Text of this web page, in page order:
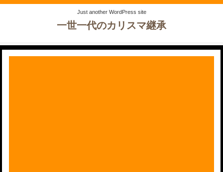
Just another WordPress site
一世一代のカリスマ継承